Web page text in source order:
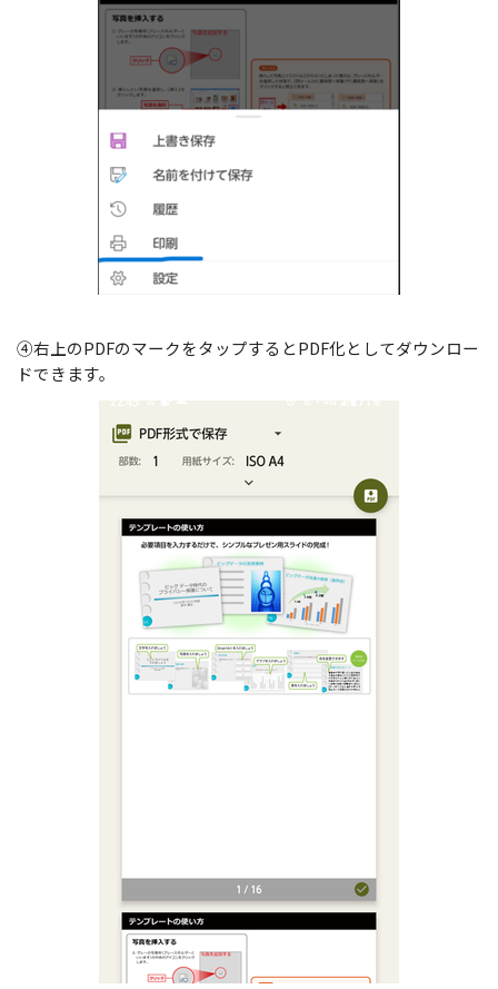
④右上のPDFのマークをタップするとPDF化としてダウンロー
ドできます。